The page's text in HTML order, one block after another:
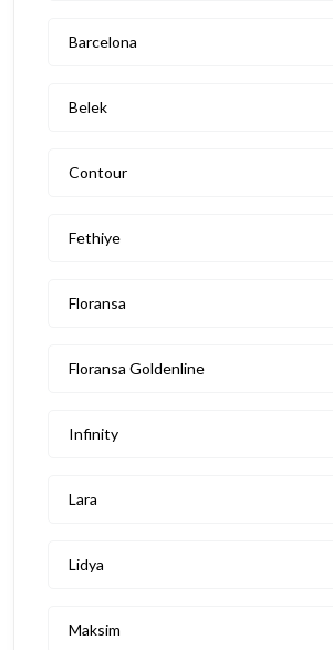
Barcelona
Belek
Contour
Fethiye
Floransa
Floransa Goldenline
Infinity
Lara
Lidya
Maksim